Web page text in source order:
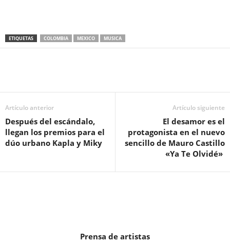
ETIQUETAS COLOMBIA MEXICO MUSICA
Artículo anterior
Después del escándalo,
llegan los premios para el
dúo urbano Kapla y Miky
Artículo siguiente
El desamor es el
protagonista en el nuevo
sencillo de Mauro Castillo
«Ya Te Olvidé»
Prensa de artistas